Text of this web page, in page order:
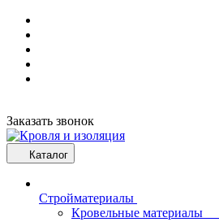
Заказать звонок
Каталог
Стройматериалы
Кровельные материалы